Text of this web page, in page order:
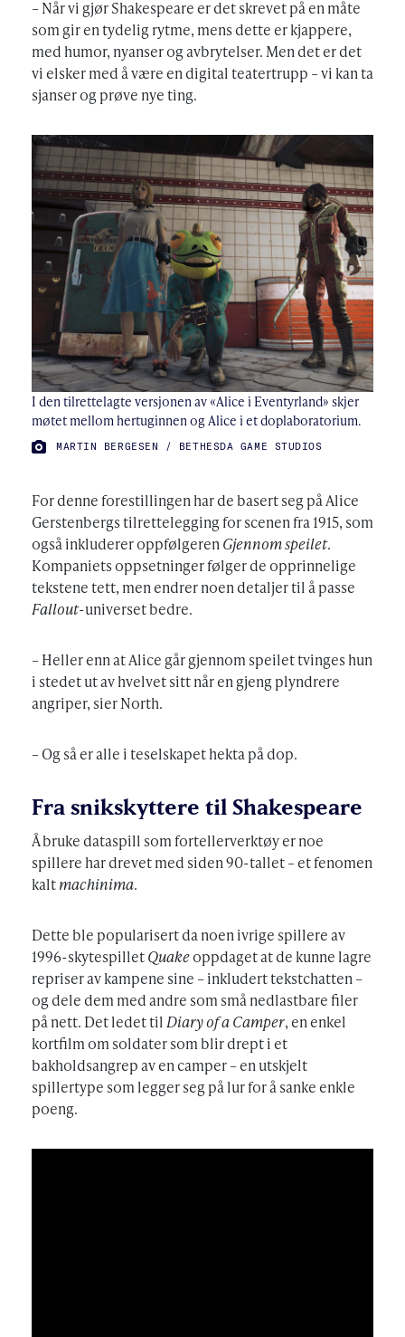
– Når vi gjør Shakespeare er det skrevet på en måte
som gir en tydelig rytme, mens dette er kjappere,
med humor, nyanser og avbrytelser. Men det er det
vi elsker med å være en digital teatertrupp – vi kan ta
sjanser og prøve nye ting.
I den tilrettelagte versjonen av «Alice i Eventyrland» skjer
møtet mellom hertuginnen og Alice i et doplaboratorium.
FOTO:
MARTIN BERGESEN / BETHESDA GAME STUDIOS
For denne forestillingen har de basert seg på Alice
Gerstenbergs tilrettelegging for scenen fra 1915, som
også inkluderer oppfølgeren Gjennom speilet.
Kompaniets oppsetninger følger de opprinnelige
tekstene tett, men endrer noen detaljer til å passe
Fallout-universet bedre.
– Heller enn at Alice går gjennom speilet tvinges hun
i stedet ut av hvelvet sitt når en gjeng plyndrere
angriper, sier North.
– Og så er alle i teselskapet hekta på dop.
Fra snikskyttere til Shakespeare
Å bruke dataspill som fortellerverktøy er noe
spillere har drevet med siden 90-tallet – et fenomen
kaltmachinima.
Dette ble popularisert da noen ivrige spillere av
1996-skytespilletQuakeoppdaget at de kunne lagre
repriser av kampene sine – inkludert tekstchatten –
og dele dem med andre som små nedlastbare filer
på nett. Det ledet til Diary of a Camper, en enkel
kortfilm om soldater som blir drept i et
bakholdsangrep av en camper – en utskjelt
spillertype som legger seg på lur for å sanke enkle
poeng.